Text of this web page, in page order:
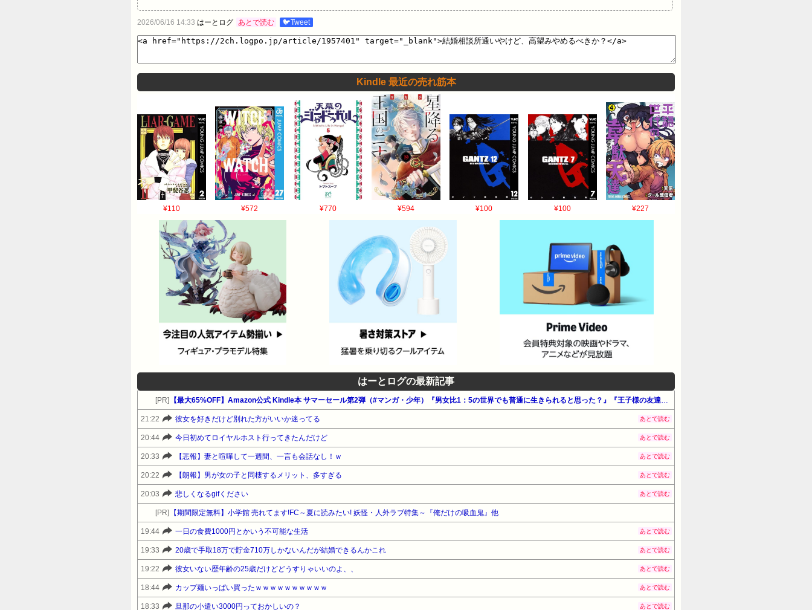
2026/06/16 14:33 はーとログ あとで読む 🐦Tweet
Kindle 最近の売れ筋本
¥110 ¥572 ¥770 ¥594 ¥100 ¥100 ¥227
はーとログの最新記事
[PR] 【最大65%OFF】Amazon公式 Kindle本 サマーセール第2弾（#マンガ・少年）『男女比1：5の世界でも普通に生きられると思った？』『王子様の友達』『アイマス シャイニーカラーズ』他
21:22 彼女を好きだけど別れた方がいいか迷ってる あとで読む
20:44 今日初めてロイヤルホスト行ってきたんだけど あとで読む
20:33 【悲報】妻と喧嘩して一週間、一言も会話なし！ｗ あとで読む
20:22 【朗報】男が女の子と同棲するメリット、多すぎる あとで読む
20:03 悲しくなるgifください あとで読む
[PR] 【期間限定無料】小学館 売れてます!FC～夏に読みたい! 妖怪・人外ラブ特集～『俺だけの吸血鬼』他
19:44 一日の食費1000円とかいう不可能な生活 あとで読む
19:33 20歳で手取18万で貯金710万しかないんだが結婚できるんかこれ あとで読む
19:22 彼女いない歴年齢の25歳だけどどうすりゃいいのよ、、 あとで読む
18:44 カップ麺いっぱい買ったｗｗｗｗｗｗｗｗｗｗ あとで読む
18:33 旦那の小遣い3000円っておかしいの？ あとで読む